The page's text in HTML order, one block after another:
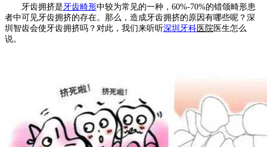
牙齿拥挤是牙齿畸形中较为常见的一种，60%-70%的错颌畸形患
者中可见牙齿拥挤的存在。那么，造成牙齿拥挤的原因有哪些呢？深
圳智齿会使牙齿拥挤吗？对此，我们来听听深圳牙科 医院 医生怎么
说。